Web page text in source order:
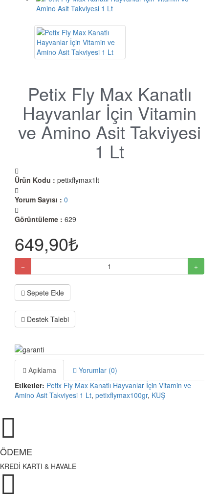
Petix Fly Max Kanatlı
Hayvanlar İçin Vitamin
ve Amino Asit Takviyesi
1 Lt
Ürün Kodu : petixflymax1lt
Yorum Sayısı : 0
Görüntüleme : 629
649,90₺
Sepete Ekle
Destek Talebi
Açıklama
Yorumlar (0)
Etiketler: Petix Fly Max Kanatlı Hayvanlar İçin Vitamin ve
Amino Asit Takviyesi 1 Lt, petixflymax100gr, KUŞ
ÖDEME
KREDİ KARTI & HAVALE